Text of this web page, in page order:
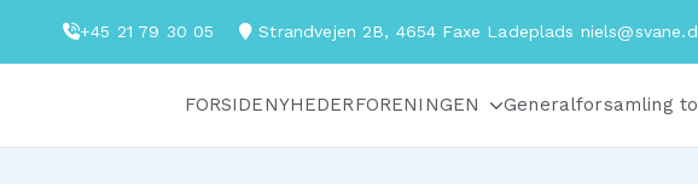
+45 21 79 30 05 Strandvejen 2B, 4654 Faxe Ladeplads
FORSIDENYHEDERFORENINGEN Generalforsamling